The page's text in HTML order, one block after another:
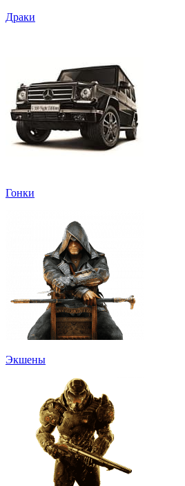
Драки
Гонки
Экшены